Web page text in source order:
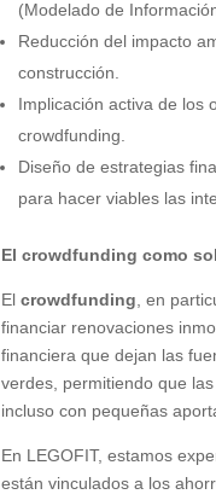
(Modelado de
Reducción del impacto
construcción.
Implicación activa de los
crowdfunding.
Diseño de estrategias
para hacer viables las
El crowdfunding como
Elcrowdfunding , en
financiar renovaciones
financiera que dejan las
verdes, permitiendo que
incluso con pequeñas
En LEGOFIT, estamos
están vinculados a los